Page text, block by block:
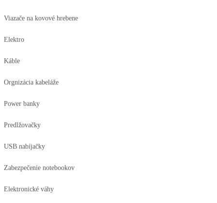
Viazače na kovové hrebene
Elektro
Káble
Orgnizácia kabeláže
Power banky
Predlžovačky
USB nabíjačky
Zabezpečenie notebookov
Elektronické váhy